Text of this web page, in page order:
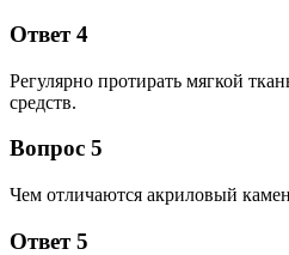
Ответ 4
Регулярно протирать мягкой
средств.
Вопрос 5
Чем отличаются акриловый
Ответ 5